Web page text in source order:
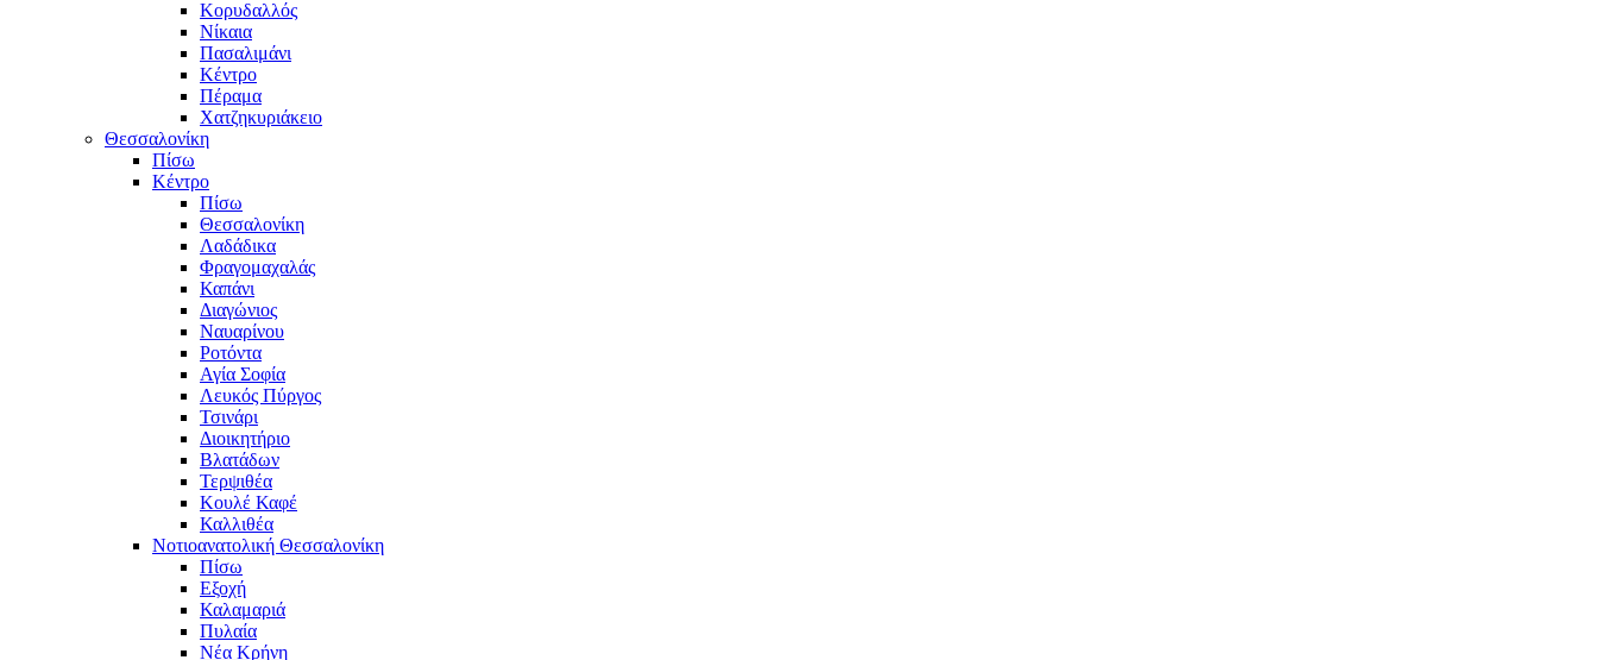
Κορυδαλλός
Νίκαια
Πασαλιμάνι
Κέντρο
Πέραμα
Χατζηκυριάκειο
Θεσσαλονίκη
Πίσω
Κέντρο
Πίσω
Θεσσαλονίκη
Λαδάδικα
Φραγομαχαλάς
Καπάνι
Διαγώνιος
Ναυαρίνου
Ροτόντα
Αγία Σοφία
Λευκός Πύργος
Τσινάρι
Διοικητήριο
Βλατάδων
Τερψιθέα
Κουλέ Καφέ
Καλλιθέα
Νοτιοανατολική Θεσσαλονίκη
Πίσω
Εξοχή
Καλαμαριά
Πυλαία
Νέα Κρήνη